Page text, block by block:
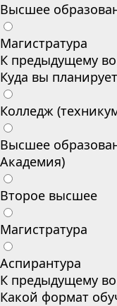
Высшее
Магистратура
К предыдущему
Куда вы
Колледж
Высшее
Академия)
Второе высшее
Магистратура
Аспирантура
К предыдущему
Какой формат